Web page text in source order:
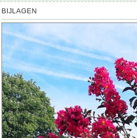
BIJLAGEN